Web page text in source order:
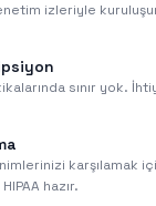
izleriyle
sınır yok.
karşılamak
hazır.